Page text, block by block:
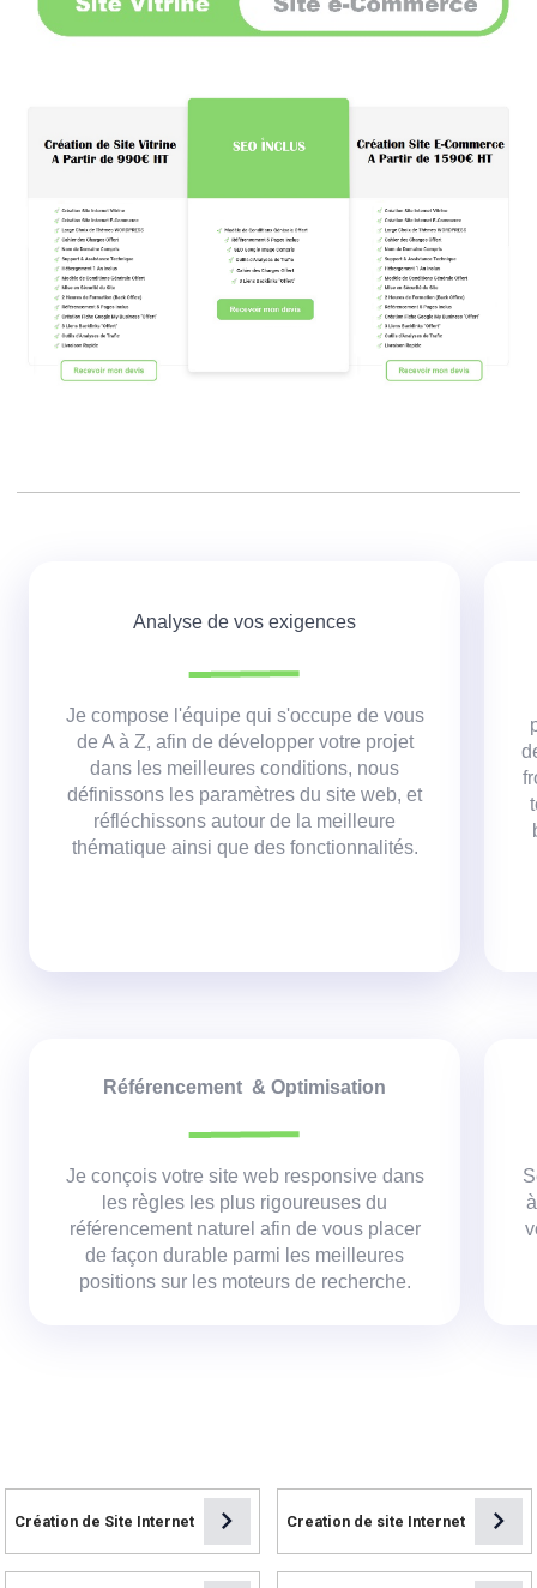
Analyse de vos exigences
Je compose l'équipe qui s'occupe de vous
de A à Z, afin de développer votre projet
dans les meilleures conditions, nous
définissons les paramètres du site web, et
réfléchissons autour de la meilleure
thématique ainsi que des fonctionnalités.
Référencement & Optimisation
Je conçois votre site web responsive dans
les règles les plus rigoureuses du
référencement naturel afin de vous placer
de façon durable parmi les meilleures
positions sur les moteurs de recherche.
Création de Site Internet chevron_right Creation de site Internet chevron_right